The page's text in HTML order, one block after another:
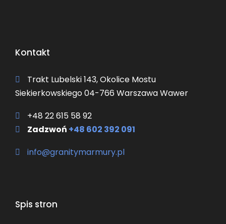
Kontakt
Trakt Lubelski 143, Okolice Mostu
Siekierkowskiego 04-766 Warszawa Wawer
+48 22 615 58 92
Zadzwoń +48 602 392 091
info@granitymarmury.pl
Spis stron